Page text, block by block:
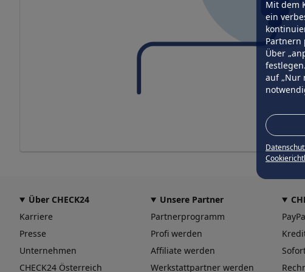
Mit dem
ein
Partnern
Über
auf „Nur
Über CHECK24
Karriere
Presse
Unternehmen
CHECK24 Österreich
Unsere Partner
Partnerprogramm
Profi werden
Affiliate werden
Werkstattpartner werden